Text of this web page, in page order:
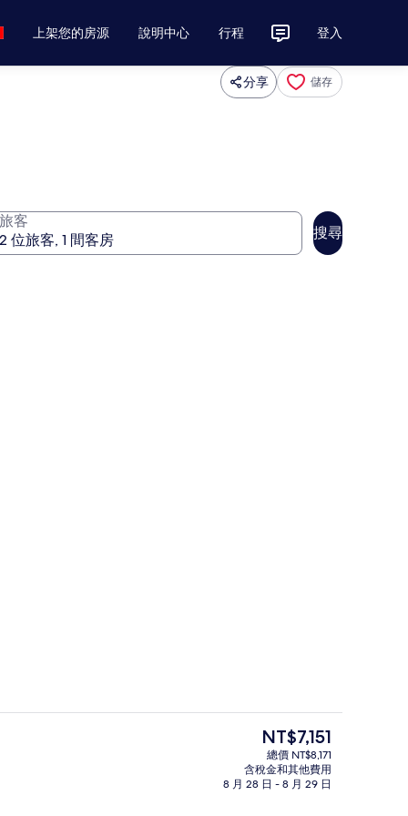
上架您的房源 說明中心 行程 登入
分享 儲存
旅客
搜尋
外觀
目
前
的
價
NT$7,151
總價 NT$8,171
含稅金和其他費用
8 月 28 日 - 8 月 29 日